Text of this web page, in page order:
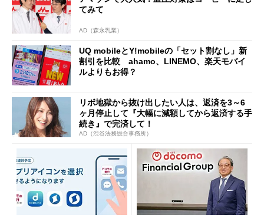
てみて
AD（森永乳業）
UQ mobileとY!mobileの「セット割なし」新
割引を比較 ahamo、LINEMO、楽天モバイ
ルよりもお得？
リボ地獄から抜け出したい人は、返済を3～6
ヶ月停止して『大幅に減額してから返済する手
続き』で完済して！
AD（渋谷法務総合事務所）